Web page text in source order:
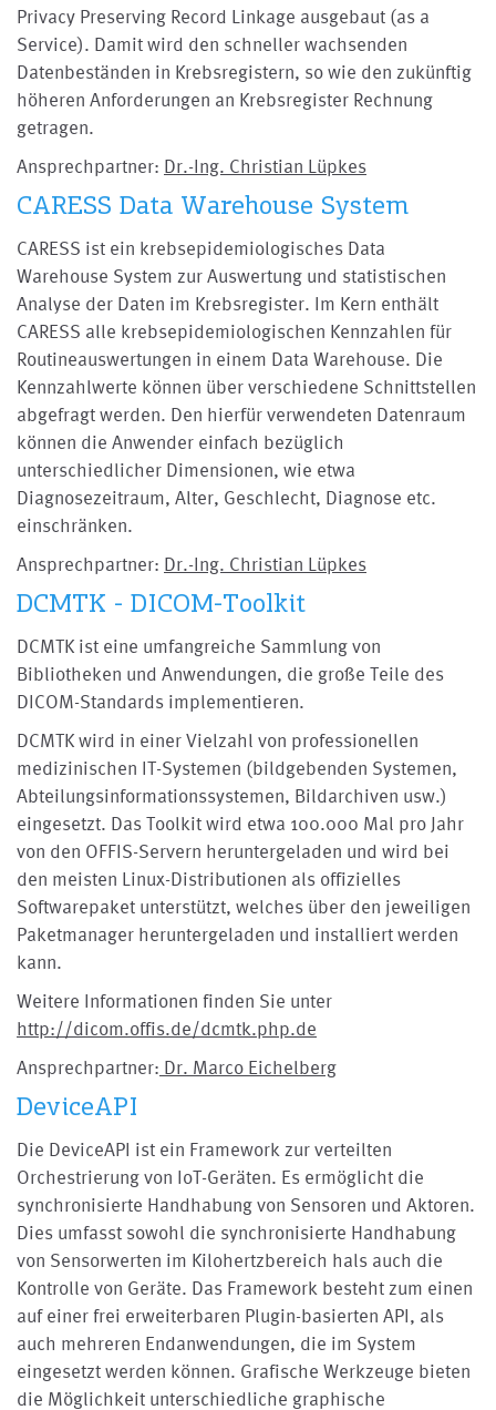
Privacy Preserving Record Linkage ausgebaut (as a
Service). Damit wird den schneller wachsenden
Datenbeständen in Krebsregistern, so wie den zukünftig
höheren Anforderungen an Krebsregister Rechnung
getragen.
Ansprechpartner: Dr.-Ing. Christian Lüpkes
CARESS Data Warehouse System
CARESS ist ein krebsepidemiologisches Data
Warehouse System zur Auswertung und statistischen
Analyse der Daten im Krebsregister. Im Kern enthält
CARESS alle krebsepidemiologischen Kennzahlen für
Routineauswertungen in einem Data Warehouse. Die
Kennzahlwerte können über verschiedene Schnittstellen
abgefragt werden. Den hierfür verwendeten Datenraum
können die Anwender einfach bezüglich
unterschiedlicher Dimensionen, wie etwa
Diagnosezeitraum, Alter, Geschlecht, Diagnose etc.
einschränken.
Ansprechpartner: Dr.-Ing. Christian Lüpkes
DCMTK - DICOM-Toolkit
DCMTK ist eine umfangreiche Sammlung von
Bibliotheken und Anwendungen, die große Teile des
DICOM-Standards implementieren.
DCMTK wird in einer Vielzahl von professionellen
medizinischen IT-Systemen (bildgebenden Systemen,
Abteilungsinformationssystemen, Bildarchiven usw.)
eingesetzt. Das Toolkit wird etwa 100.000 Mal pro Jahr
von den OFFIS-Servern heruntergeladen und wird bei
den meisten Linux-Distributionen als offizielles
Softwarepaket unterstützt, welches über den jeweiligen
Paketmanager heruntergeladen und installiert werden
kann.
Weitere Informationen finden Sie unter
http://dicom.offis.de/dcmtk.php.de
Ansprechpartner: Dr. Marco Eichelberg
DeviceAPI
Die DeviceAPI ist ein Framework zur verteilten
Orchestrierung von IoT-Geräten. Es ermöglicht die
synchronisierte Handhabung von Sensoren und Aktoren.
Dies umfasst sowohl die synchronisierte Handhabung
von Sensorwerten im Kilohertzbereich hals auch die
Kontrolle von Geräte. Das Framework besteht zum einen
auf einer frei erweiterbaren Plugin-basierten API, als
auch mehreren Endanwendungen, die im System
eingesetzt werden können. Grafische Werkzeuge bieten
die Möglichkeit unterschiedliche graphische